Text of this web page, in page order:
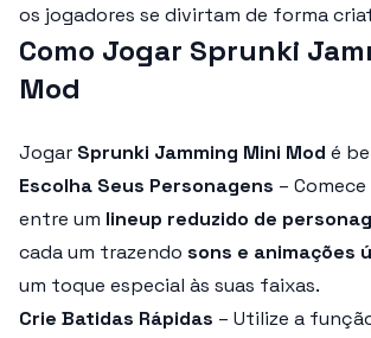
os jogadores se divirtam de forma
Como Jogar Sprunki
Mod
Jogar Sprunki Jamming Mini Mod é
Escolha Seus Personagens –
entre um lineup reduzido de
cada um trazendo sons e animações
um toque especial às suas faixas.
Crie Batidas Rápidas – Utilize a